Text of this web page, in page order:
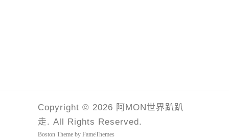
Copyright © 2026 阿MON世界趴趴
走. All Rights Reserved.
Boston Theme by FameThemes